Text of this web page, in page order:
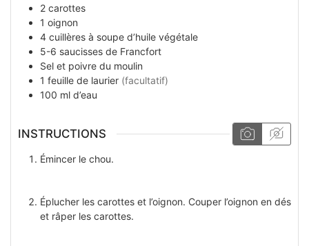
2 carottes
1 oignon
4 cuillères à soupe d’huile végétale
5-6 saucisses de Francfort
Sel et poivre du moulin
1 feuille de laurier (facultatif)
100 ml d’eau
INSTRUCTIONS
Émincer le chou.
Éplucher les carottes et l’oignon. Couper l’oignon en dés
et râper les carottes.